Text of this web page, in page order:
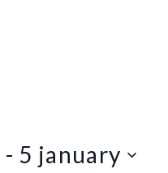
- 5 january